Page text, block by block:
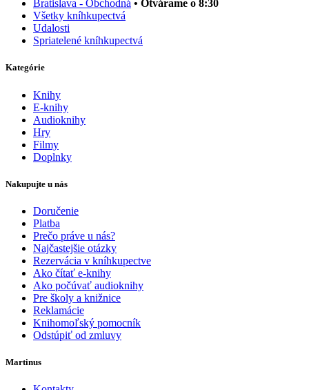
Bratislava - Obchodná • Otvárame o 8:30
Všetky kníhkupectvá
Udalosti
Spriatelené kníhkupectvá
Kategórie
Knihy
E-knihy
Audioknihy
Hry
Filmy
Doplnky
Nakupujte u nás
Doručenie
Platba
Prečo práve u nás?
Najčastejšie otázky
Rezervácia v kníhkupectve
Ako čítať e-knihy
Ako počúvať audioknihy
Pre školy a knižnice
Reklamácie
Knihomoľský pomocník
Odstúpiť od zmluvy
Martinus